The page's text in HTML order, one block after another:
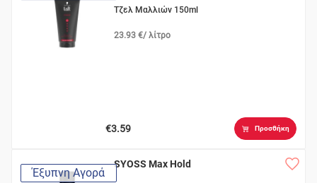
Τζελ Μαλλιών 150ml
23.93 €/ λίτρο
€3.59 Προσθήκη
Έξυπνη Αγορά
SYOSS Max Hold